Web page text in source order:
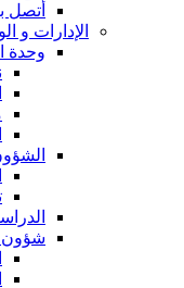
أتصل
الإدارات و
وحدة
شؤون